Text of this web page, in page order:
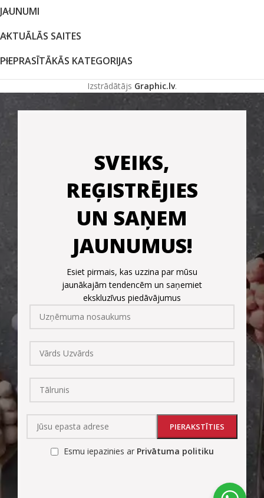
JAUNUMI
AKTUĀLĀS SAITES
PIEPRASĪTĀKĀS KATEGORIJAS
Izstrādātājs Graphic.lv.
SVEIKS,
REĢISTRĒJIES
UN SAŅEM
JAUNUMUS!
Esiet pirmais, kas uzzina par mūsu
jaunākajām tendencēm un saņemiet
ekskluzīvus piedāvājumus
Esmu iepazinies ar Privātuma politiku